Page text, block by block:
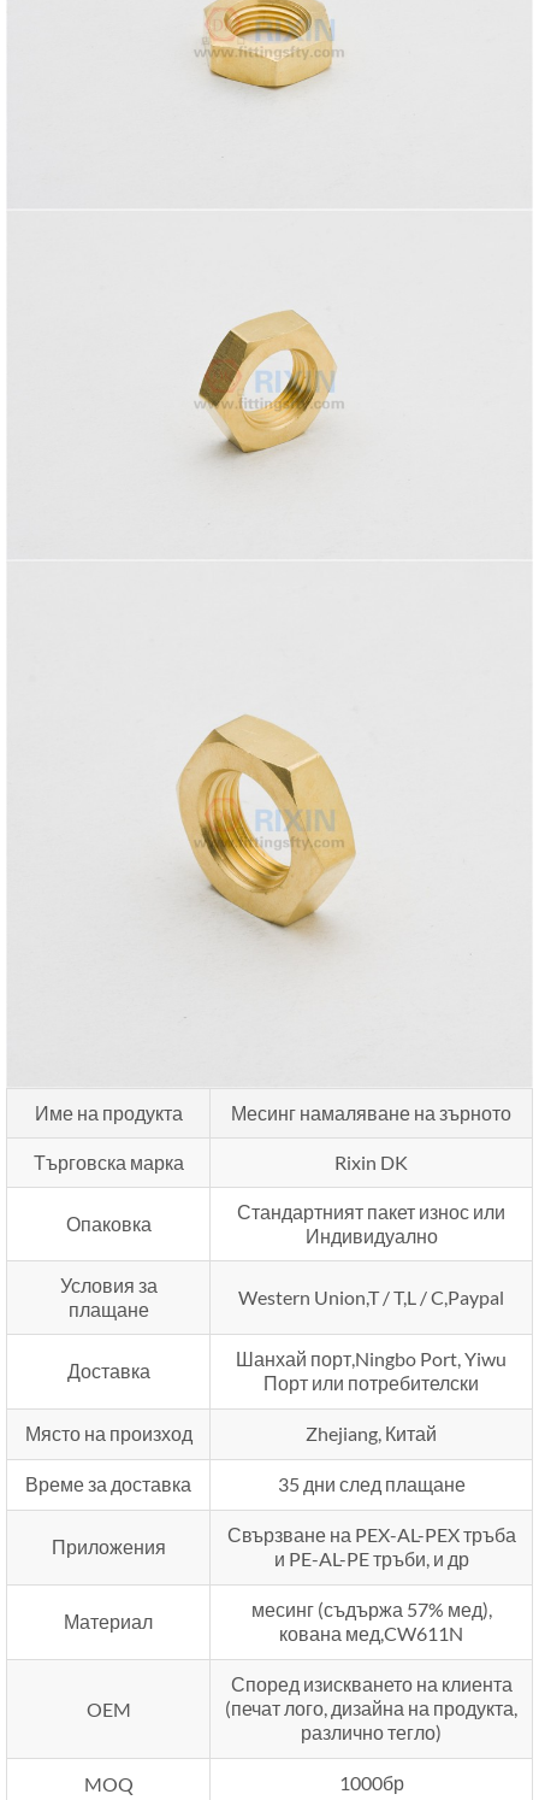
Име на продукта Месинг намаляване на зърното
Търговска марка Rixin DK
Опаковка
Стандартният пакет износ или
Индивидуално
Условия за
плащане
Western Union,T / T,L / C,Paypal
Доставка
Шанхай порт,Ningbo Port, Yiwu
Порт или потребителски
Място на произход Zhejiang, Китай
Време за доставка 35 дни след плащане
Приложения
Свързване на PEX-AL-PEX тръба
и PE-AL-PE тръби, и др
Материал
месинг (съдържа 57% мед),
кована мед,CW611N
OEM
Според изискването на клиента
(печат лого, дизайна на продукта,
различно тегло)
MOQ 1000бр